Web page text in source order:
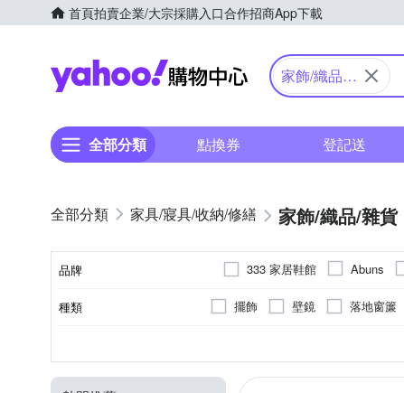
首頁拍賣企業/大宗採購入口合作招商App下載
Yahoo購物中心
家飾/織品/
全部分類 點換券 登記送
家具/寢具/收納/修繕 家飾/織品/雜貨
品牌 333 家居鞋館 Abuns
FAMMIX 菲米斯
Fuwaly
SHIMOYAMA 霜山
TDN
種類 擺飾 壁鏡 落地窗簾
簾桿
蚊帳配件 掛畫